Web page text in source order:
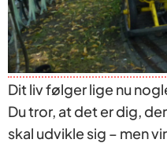
Dit liv følger lige nu
Du tror, at det er dig,
skal udvikle sig – men